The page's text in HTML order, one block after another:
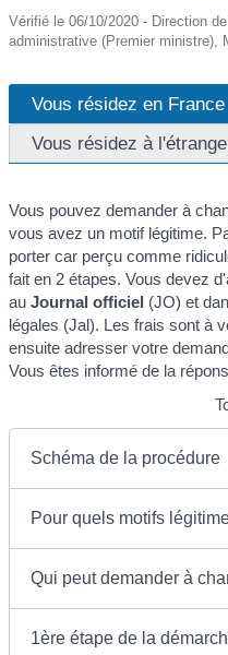
Vérifié le 06/10/2020 - Direction
administrative (Premier ministre),
Vous résidez en France
Vous résidez à
Vous pouvez demander à
vous avez un motif légitime.
porter car perçu comme
fait en 2 étapes. Vous devez
auJournal officiel (JO) et
légales (Jal). Les frais sont à
ensuite adresser votre
Vous êtes informé de la
Schéma de la procédure
Pour quels motifs
Qui peut demander à
1ère étape de la